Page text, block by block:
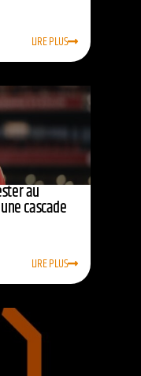
LIRE PLUS
au
cascade
LIRE PLUS